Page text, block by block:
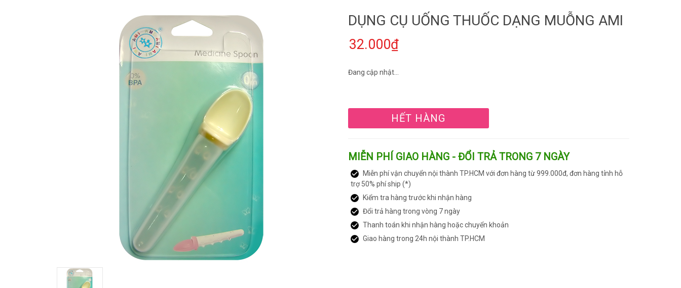
DỤNG CỤ UỐNG THUỐC DẠNG MUỖNG AMI
32.000₫
Đang cập nhật...
HẾT HÀNG
MIỄN PHÍ GIAO HÀNG - ĐỔI TRẢ TRONG 7 NGÀY
Miễn phí vận chuyển nội thành TP.HCM với đơn hàng từ 999.000đ, đơn hàng tỉnh hỗ
trợ 50% phí ship (*)
Kiểm tra hàng trước khi nhận hàng
Đổi trả hàng trong vòng 7 ngày
Thanh toán khi nhận hàng hoặc chuyển khoản
Giao hàng trong 24h nội thành TP.HCM